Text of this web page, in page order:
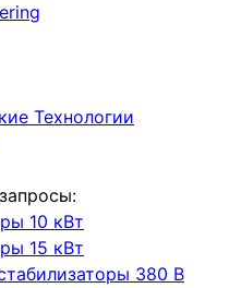
Технологии
10 кВт
15 кВт
380 В